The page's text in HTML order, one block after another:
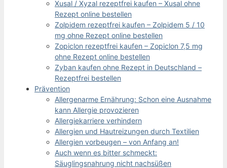
Xusal / Xyzal rezeptfrei kaufen – Xusal ohne
Rezept online bestellen
Zolpidem rezeptfrei kaufen – Zolpidem 5 / 10
mg ohne Rezept online bestellen
Zopiclon rezeptfrei kaufen – Zopiclon 7,5 mg
ohne Rezept online bestellen
Zyban kaufen ohne Rezept in Deutschland –
Rezeptfrei bestellen
Prävention
Allergenarme Ernährung: Schon eine Ausnahme
kann Allergie provozieren
Allergiekarriere verhindern
Allergien und Hautreizungen durch Textilien
Allergien vorbeugen – von Anfang an!
Auch wenn es bitter schmeckt:
Säuglingsnahrung nicht nachsüßen